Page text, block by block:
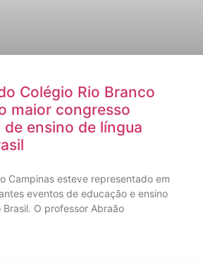
Colégio Rio Branco
maior congresso
ensino de língua
Campinas esteve representado em
eventos de educação e ensino
O professor Abraão